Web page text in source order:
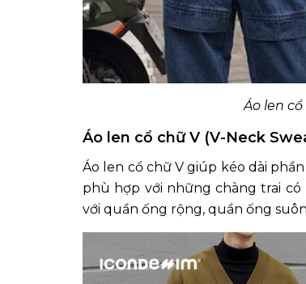
Áo len
Áo len cổ chữ V (V-Neck
Áo len cổ chữ V giúp kéo dài
phù hợp với những chàng trai
với quần ống rộng, quần ống